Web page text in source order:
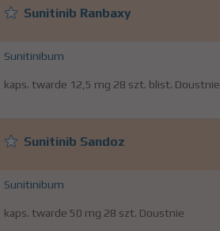
Sunitinib Ranbaxy
Sunitinibum
kaps. twarde 12,5 mg 28 szt. blist. Doustnie
Sunitinib Sandoz
Sunitinibum
kaps. twarde 50 mg 28 szt. Doustnie